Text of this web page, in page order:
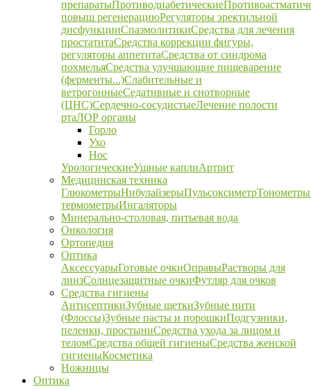
препаратыПротиводиабетические
повыш регенерациюРегуляторы эректильной
дисфункцииСпазмолитикиСредства для лечения
простатитаСредства коррекции фигуры,
регуляторы аппетитаСредства от синдрома
похмельяСредства улучшающие пищеварение
(ферменты...)Слабительные и
ветрогонныеСедативные и снотворные
(ЦНС)Сердечно-сосудистыеЛечение полости
ртаЛОР органы
Горло
Ухо
Нос
УрологическиеУшные каплиАртрит
Медицинская техника
ГлюкометрыНибулайзерыПульсоксиметрТонометры
термометрыИнгаляторы
Минерально-столовая, питьевая вода
Онкология
Ортопедия
Оптика
АксессуарыГотовые очкиОправыРастворы для
линзСолнцезащитные очкиФутляр для очков
Средства гигиены
АнтисептикиЗубные щеткиЗубные нити
(Флоссы)Зубные пасты и порошкиПодгузники,
пеленки, простыниСредства ухода за лицом и
теломСредства общей гигиеныСредства женской
гигиеныКосметика
Ножницы
Оптика